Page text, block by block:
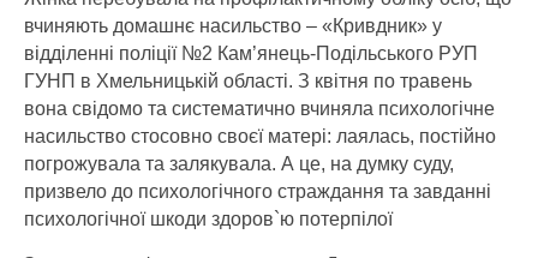
вчиняють домашнє насильство – «Кривдник» у
відділенні поліції №2 Кам’янець-Подільського РУП
ГУНП в Хмельницькій області. З квітня по травень
вона свідомо та систематично вчиняла психологічне
насильство стосовно своєї матері: лаялась, постійно
погрожувала та залякувала. А це, на думку суду,
призвело до психологічного страждання та завданні
психологічної шкоди здоров`ю потерпілої